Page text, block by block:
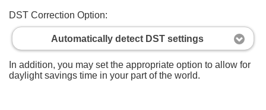
DST Correction Option:
Automatically detect DST settings
In addition, you may set the appropriate option to allow for
daylight savings time in your part of the world.